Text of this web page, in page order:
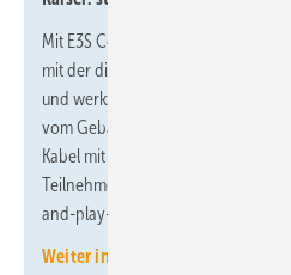
Mit E3S Connect bietet Kaiser eine
mit der die komplette LWL-
und werkzeuglos ausgeführt
vom Gebäudeverteiler mit
Kabel mit LC/APC-Steckern bis zu
Teilnehmeranschlüssen. Alle
and-play-Installation ausgelegt.
Weiter informieren